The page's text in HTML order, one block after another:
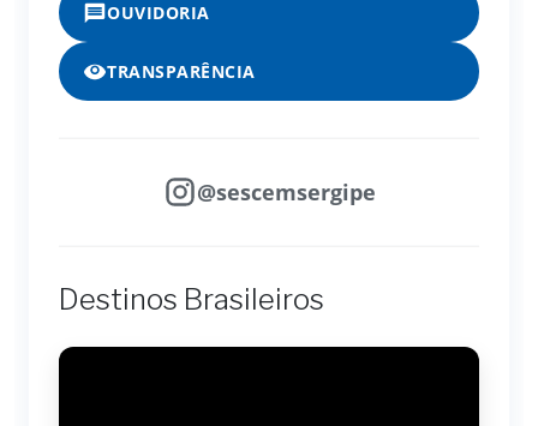
OUVIDORIA
TRANSPARÊNCIA
@sescemsergipe
Destinos Brasileiros